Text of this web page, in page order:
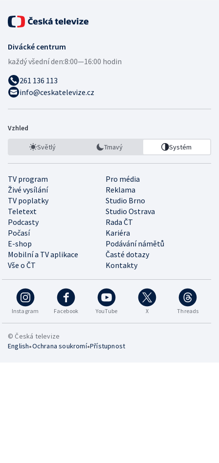
Divácké centrum
každý všední den:8:00—16:00 hodin
261 136 113
info@ceskatelevize.cz
Vzhled
Světlý Tmavý Systém
TV program
Pro média
Živé vysílání
Reklama
TV poplatky
Studio Brno
Teletext
Studio Ostrava
Podcasty
Rada ČT
Počasí
Kariéra
E-shop
Podávání námětů
Mobilní a TV aplikace
Časté dotazy
Vše o ČT
Kontakty
Instagram Facebook YouTube X Threads
© Česká televize
English•Ochrana soukromí•Přístupnost